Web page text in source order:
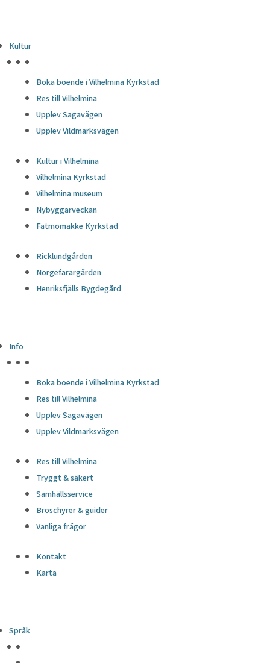
Kultur
Boka boende i Vilhelmina Kyrkstad
Res till Vilhelmina
Upplev Sagavägen
Upplev Vildmarksvägen
Kultur i Vilhelmina
Vilhelmina Kyrkstad
Vilhelmina museum
Nybyggarveckan
Fatmomakke Kyrkstad
Ricklundgården
Norgefarargården
Henriksfjälls Bygdegård
Info
Boka boende i Vilhelmina Kyrkstad
Res till Vilhelmina
Upplev Sagavägen
Upplev Vildmarksvägen
Res till Vilhelmina
Tryggt & säkert
Samhällsservice
Broschyrer & guider
Vanliga frågor
Kontakt
Karta
Språk